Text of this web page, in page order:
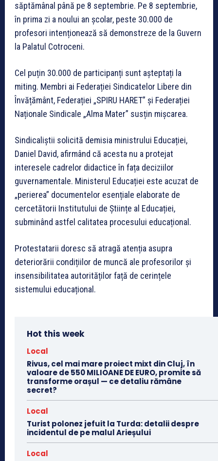
săptămânal până pe 8 septembrie. Pe 8 septembrie,
în prima zi a noului an școlar, peste 30.000 de
profesori intenționează să demonstreze de la Guvern
la Palatul Cotroceni.
Cel puțin 30.000 de participanți sunt așteptați la
miting. Membri ai Federației Sindicatelor Libere din
Învățământ, Federației „SPIRU HARET” și Federației
Naționale Sindicale „Alma Mater” susțin mișcarea.
Sindicaliștii solicită demisia ministrului Educației,
Daniel David, afirmând că acesta nu a protejat
interesele cadrelor didactice în fața deciziilor
guvernamentale. Ministerul Educației este acuzat de
„perierea” documentelor esențiale elaborate de
cercetătorii Institutului de Științe al Educației,
subminând astfel calitatea procesului educațional.
Protestatarii doresc să atragă atenția asupra
deteriorării condițiilor de muncă ale profesorilor și
insensibilitatea autorităților față de cerințele
sistemului educațional.
Hot this week
Local
Rivus, cel mai mare proiect mixt din Cluj, în
valoare de 550 MILIOANE DE EURO, promite să
transforme orașul — ce detaliu rămâne
secret?
Local
Turist polonez jefuit la Turda: detalii despre
incidentul de pe malul Arieșului
Local